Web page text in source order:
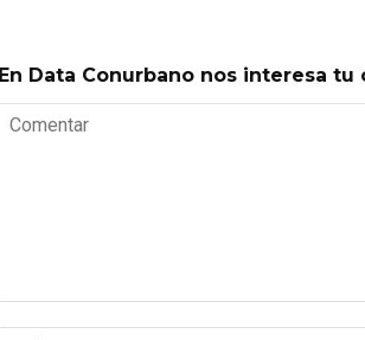
En Data Conurbano nos interesa tu